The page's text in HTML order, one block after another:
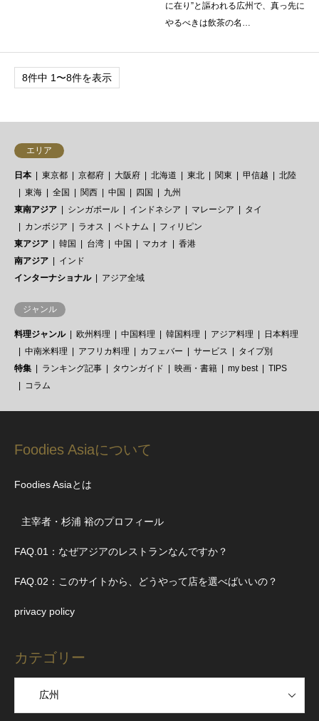
に在り”と謳われる広州で、真っ先に
やるべきは飲茶の名…
8件中 1〜8件を表示
エリア
日本 東京都 京都府 大阪府 北海道 東北 関東 甲信越
北陸
東海
全国 関西 中国 四国
九州
東南アジア
シンガポール インドネシア マレーシア
タイ
カンボジア
ラオス ベトナム
フィリピン
東アジア
韓国 台湾 中国 マカオ
香港
南アジア
インド
インターナショナル
アジア全域
ジャンル
料理ジャンル 欧州料理 中国料理 韓国料理 アジア料理
日本料理
中南米料理
アフリカ料理 カフェバー サービス
タイプ別
特集
ランキング記事 タウンガイド 映画・書籍 my best
TIPS
コラム
Foodies Asiaについて
Foodies Asiaとは
主宰者・杉浦 裕のプロフィール
FAQ.01：なぜアジアのレストランなんですか？
FAQ.02：このサイトから、どうやって店を選べばいいの？
privacy policy
カテゴリー